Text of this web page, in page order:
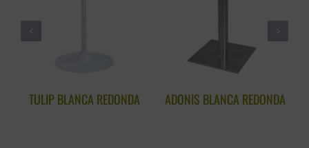
TULIP BLANCA REDONDA ADONIS BLANCA REDONDA